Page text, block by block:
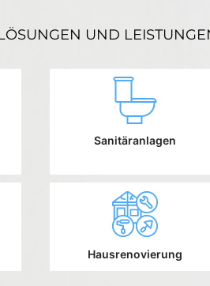
UND
Sanitäranlagen
Hausrenovierung